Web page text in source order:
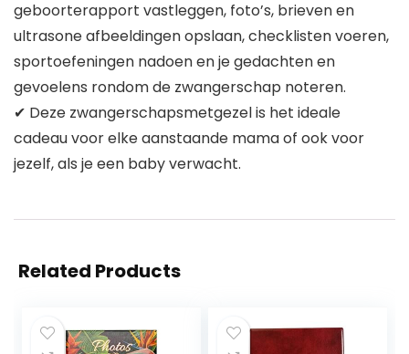
geboorterapport vastleggen, foto’s, brieven en
ultrasone afbeeldingen opslaan, checklisten voeren,
sportoefeningen nadoen en je gedachten en
gevoelens rondom de zwangerschap noteren.
✔ Deze zwangerschapsmetgezel is het ideale
cadeau voor elke aanstaande mama of ook voor
jezelf, als je een baby verwacht.
Related Products